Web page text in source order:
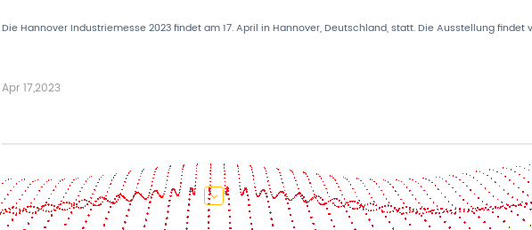
Die Hannover Industriemesse 2023 findet am 17. April in Hannover, Deutschland, statt. Die Ausstellung findet
Apr 17,2023
>